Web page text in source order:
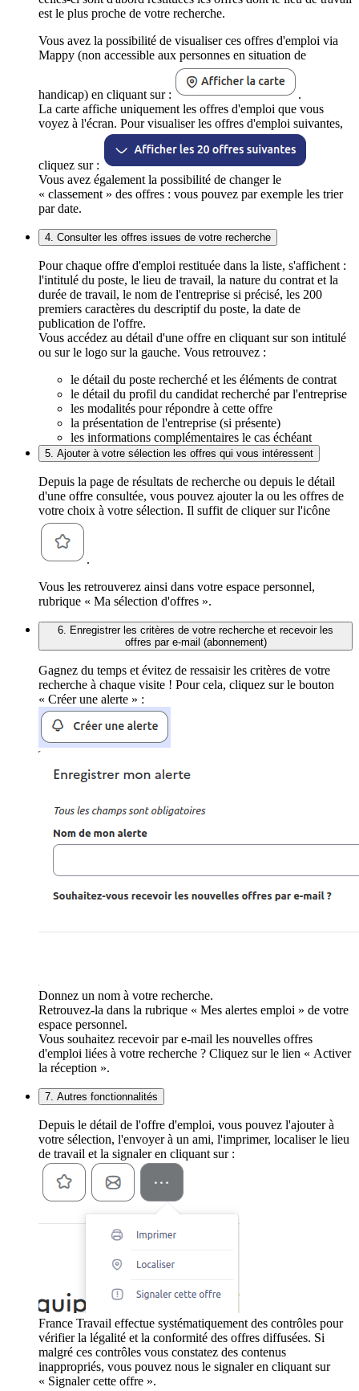
est le plus proche de votre recherche.
Vous avez la possibilité de visualiser ces offres d'emploi via
Mappy (non accessible aux personnes en situation de
handicap) en cliquant sur :
.
La carte affiche uniquement les offres d'emploi que vous
voyez à l'écran. Pour visualiser les offres d'emploi suivantes,
cliquez sur :
Vous avez également la possibilité de changer le
« classement » des offres : vous pouvez par exemple les trier
par date.
4. Consulter les offres issues de votre recherche
Pour chaque offre d'emploi restituée dans la liste, s'affichent :
l'intitulé du poste, le lieu de travail, la nature du contrat et la
durée de travail, le nom de l'entreprise si précisé, les 200
premiers caractères du descriptif du poste, la date de
publication de l'offre.
Vous accédez au détail d'une offre en cliquant sur son intitulé
ou sur le logo sur la gauche. Vous retrouvez :
le détail du poste recherché et les éléments de contrat
le détail du profil du candidat recherché par l'entreprise
les modalités pour répondre à cette offre
la présentation de l'entreprise (si présente)
les informations complémentaires le cas échéant
5. Ajouter à votre sélection les offres qui vous intéressent
Depuis la page de résultats de recherche ou depuis le détail
d'une offre consultée, vous pouvez ajouter la ou les offres de
votre choix à votre sélection. Il suffit de cliquer sur l'icône
.
Vous les retrouverez ainsi dans votre espace personnel,
rubrique « Ma sélection d'offres ».
6. Enregistrer les critères de votre recherche et recevoir les
offres par e-mail (abonnement)
Gagnez du temps et évitez de ressaisir les critères de votre
recherche à chaque visite ! Pour cela, cliquez sur le bouton
« Créer une alerte » :
Donnez un nom à votre recherche.
Retrouvez-la dans la rubrique « Mes alertes emploi » de votre
espace personnel.
Vous souhaitez recevoir par e-mail les nouvelles offres
d'emploi liées à votre recherche ? Cliquez sur le lien « Activer
la réception ».
7. Autres fonctionnalités
Depuis le détail de l'offre d'emploi, vous pouvez l'ajouter à
votre sélection, l'envoyer à un ami, l'imprimer, localiser le lieu
de travail et la signaler en cliquant sur :
France Travail effectue systématiquement des contrôles pour
vérifier la légalité et la conformité des offres diffusées. Si
malgré ces contrôles vous constatez des contenus
inappropriés, vous pouvez nous le signaler en cliquant sur
« Signaler cette offre ».